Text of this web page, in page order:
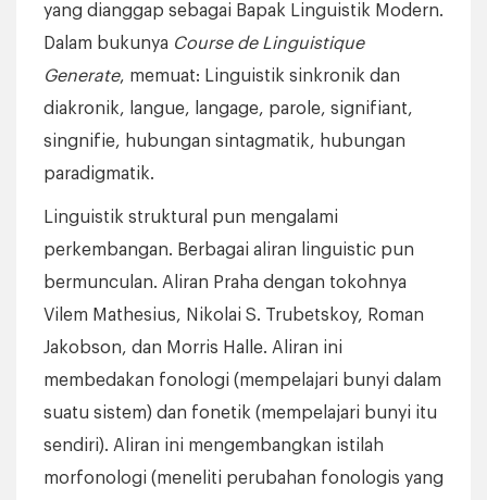
yang dianggap sebagai Bapak Linguistik Modern.
Dalam bukunya Course de Linguistique
Generate, memuat: Linguistik sinkronik dan
diakronik, langue, langage, parole, signifiant,
singnifie, hubungan sintagmatik, hubungan
paradigmatik.
Linguistik struktural pun mengalami
perkembangan. Berbagai aliran linguistic pun
bermunculan. Aliran Praha dengan tokohnya
Vilem Mathesius, Nikolai S. Trubetskoy, Roman
Jakobson, dan Morris Halle. Aliran ini
membedakan fonologi (mempelajari bunyi dalam
suatu sistem) dan fonetik (mempelajari bunyi itu
sendiri). Aliran ini mengembangkan istilah
morfonologi (meneliti perubahan fonologis yang